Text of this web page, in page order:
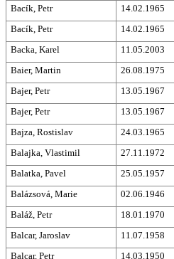
Bacík, Petr 14.02.1965
Bacík, Petr 14.02.1965
Backa, Karel 11.05.2003
Baier, Martin 26.08.1975
Bajer, Petr 13.05.1967
Bajer, Petr 13.05.1967
Bajza, Rostislav 24.03.1965
Balajka, Vlastimil 27.11.1972
Balatka, Pavel 25.05.1957
Balázsová, Marie 02.06.1946
Baláž, Petr 18.01.1970
Balcar, Jaroslav 11.07.1958
Balcar, Petr 14.03.1950